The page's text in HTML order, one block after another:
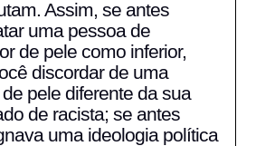
Assim, se antes
uma pessoa de
de pele como inferior,
discordar de uma
pele diferente da sua
de racista; se antes
uma ideologia política